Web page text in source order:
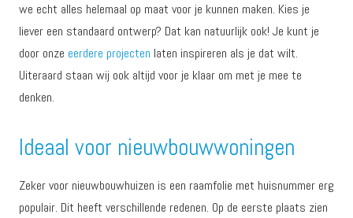
we echt alles helemaal op maat voor je kunnen maken. Kies je
liever een standaard ontwerp? Dat kan natuurlijk ook! Je kunt je
door onze eerdere projecten laten inspireren als je dat wilt.
Uiteraard staan wij ook altijd voor je klaar om met je mee te
denken.
Ideaal voor nieuwbouwwoningen
Zeker voor nieuwbouwhuizen is een raamfolie met huisnummer erg
populair. Dit heeft verschillende redenen. Op de eerste plaats zien